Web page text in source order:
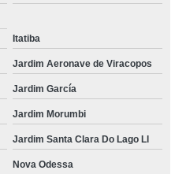
Itatiba
Jardim Aeronave de Viracopos
Jardim García
Jardim Morumbi
Jardim Santa Clara Do Lago Ll
Nova Odessa